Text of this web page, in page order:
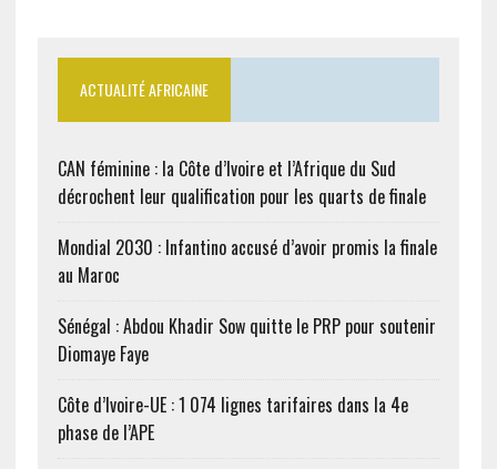
ACTUALITÉ AFRICAINE
CAN féminine : la Côte d’Ivoire et l’Afrique du Sud
décrochent leur qualification pour les quarts de finale
Mondial 2030 : Infantino accusé d’avoir promis la finale
au Maroc
Sénégal : Abdou Khadir Sow quitte le PRP pour soutenir
Diomaye Faye
Côte d’Ivoire-UE : 1 074 lignes tarifaires dans la 4e
phase de l’APE